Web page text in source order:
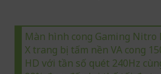
Màn hình cong Gaming Nitro
X trang bị tấm nền VA cong
HD với tần số quét 240Hz